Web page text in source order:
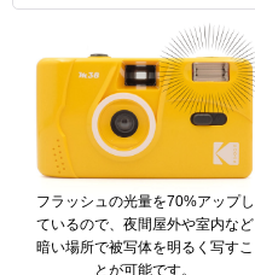
フラッシュの光量を70%アップし
ているので、夜間屋外や室内など
暗い場所で被写体を明るく写すこ
とが可能です。